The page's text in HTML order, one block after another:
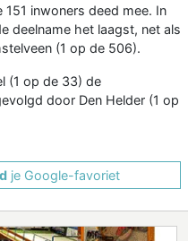
inwoners deed mee. In
deelname het laagst, net als
(1 op de 506).
(1 op de 33) de
door Den Helder (1 op
je Google-favoriet